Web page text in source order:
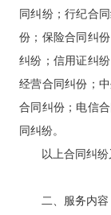
同纠纷；行纪合
份；保险合同纠
纠纷；信用证纠
经营合同纠份；
合同纠份；电信
同纠纷。
以上合同纠
二
、服务内容